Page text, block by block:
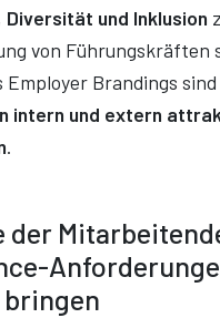
Diversität und Inklusion
von Führungskräften
Employer Brandings
intern und extern
.
der